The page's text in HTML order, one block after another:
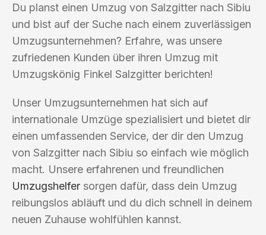
Du planst einen Umzug von Salzgitter nach Sibiu
und bist auf der Suche nach einem zuverlässigen
Umzugsunternehmen? Erfahre, was unsere
zufriedenen Kunden über ihren Umzug mit
Umzugskönig Finkel Salzgitter berichten!
Unser Umzugsunternehmen hat sich auf
internationale Umzüge spezialisiert und bietet dir
einen umfassenden Service, der dir den Umzug
von Salzgitter nach Sibiu so einfach wie möglich
macht. Unsere erfahrenen und freundlichen
Umzugshelfer sorgen dafür, dass dein Umzug
reibungslos abläuft und du dich schnell in deinem
neuen Zuhause wohlfühlen kannst.